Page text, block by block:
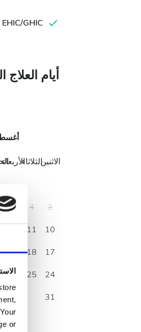
or
GHIC
أيام العلاج
الاثنينالثلاثاءالأربعاء
3
4
5
10
11
17
18
19
24
25
26
31